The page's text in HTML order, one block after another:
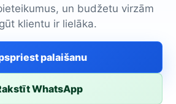
un budžetu virzām
klientu ir lielāka.
palaišanu
WhatsApp